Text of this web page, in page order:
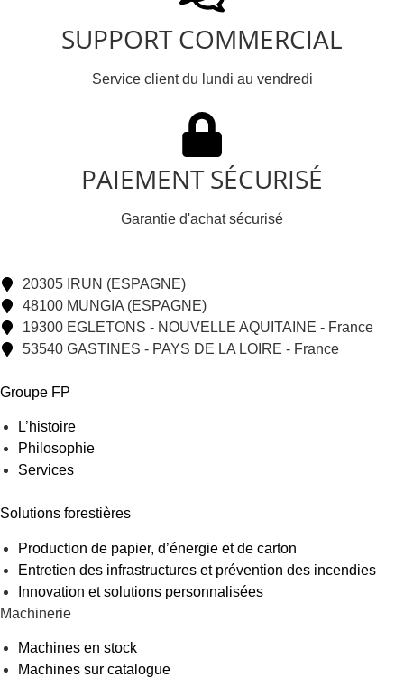
SUPPORT COMMERCIAL
Service client du lundi au vendredi
PAIEMENT SÉCURISÉ
Garantie d'achat sécurisé
20305 IRUN (ESPAGNE)
48100 MUNGIA (ESPAGNE)
19300 EGLETONS - NOUVELLE AQUITAINE - France
53540 GASTINES - PAYS DE LA LOIRE - France
Groupe FP
L’histoire
Philosophie
Services
Solutions forestières
Production de papier, d’énergie et de carton
Entretien des infrastructures et prévention des incendies
Innovation et solutions personnalisées
Machinerie
Machines en stock
Machines sur catalogue